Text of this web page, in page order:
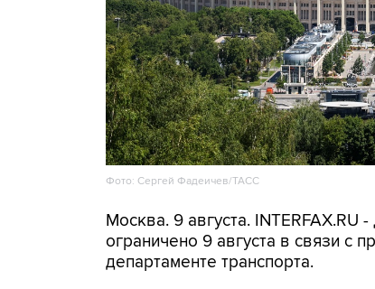
Фото: Сергей Фадеичев/ТАСС
Москва. 9 августа.
ограничено 9 августа в связи с
департаменте транспорта.